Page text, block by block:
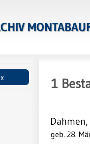
1
geb. 28.